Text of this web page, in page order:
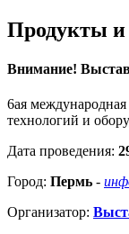
Продукты и
Внимание!
6ая
технологий и
Дата проведения:
Город: Пермь -
Организатор: